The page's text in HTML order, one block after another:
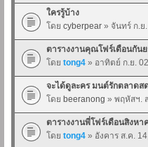
ใครรู้บ้าง
โดย cyberpear » จันทร์ ก.ย
ตารางงานคุณโฟร์เดือนกัน
โดย tong4 » อาทิตย์ ก.ย.
จะได้ดูละคร มนต์รักตลาดส
โดย beeranong » พฤหัสฯ.
ตารางงานพี่โฟร์เดือนสิงหา
โดย tong4 » อังคาร ส.ค.